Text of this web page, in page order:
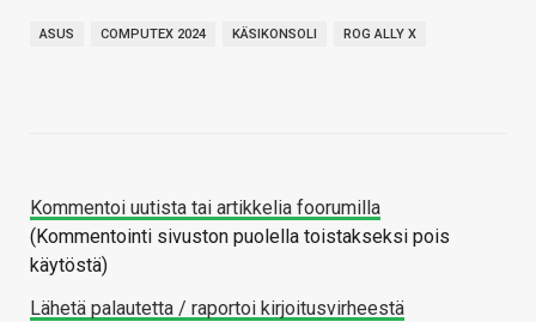
ASUS COMPUTEX 2024 KÄSIKONSOLI ROG ALLY X
Kommentoi uutista tai artikkelia foorumilla
(Kommentointi sivuston puolella toistakseksi pois
käytöstä)
Lähetä palautetta / raportoi kirjoitusvirheestä